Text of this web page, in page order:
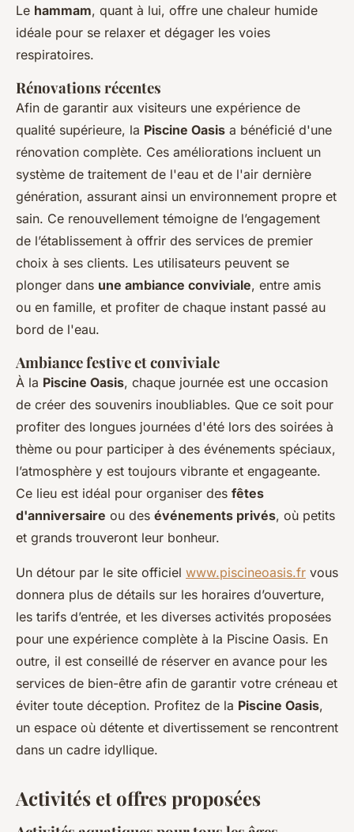
Le hammam, quant à lui, offre une chaleur humide
idéale pour se relaxer et dégager les voies
respiratoires.
Rénovations récentes
Afin de garantir aux visiteurs une expérience de
qualité supérieure, la Piscine Oasis a bénéficié d'une
rénovation complète. Ces améliorations incluent un
système de traitement de l'eau et de l'air dernière
génération, assurant ainsi un environnement propre et
sain. Ce renouvellement témoigne de l’engagement
de l’établissement à offrir des services de premier
choix à ses clients. Les utilisateurs peuvent se
plonger dans une ambiance conviviale, entre amis
ou en famille, et profiter de chaque instant passé au
bord de l'eau.
Ambiance festive et conviviale
À la Piscine Oasis, chaque journée est une occasion
de créer des souvenirs inoubliables. Que ce soit pour
profiter des longues journées d'été lors des soirées à
thème ou pour participer à des événements spéciaux,
l’atmosphère y est toujours vibrante et engageante.
Ce lieu est idéal pour organiser des fêtes
d'anniversaire ou des événements privés, où petits
et grands trouveront leur bonheur.
Un détour par le site officiel www.piscineoasis.fr vous
donnera plus de détails sur les horaires d’ouverture,
les tarifs d’entrée, et les diverses activités proposées
pour une expérience complète à la Piscine Oasis. En
outre, il est conseillé de réserver en avance pour les
services de bien-être afin de garantir votre créneau et
éviter toute déception. Profitez de la Piscine Oasis,
un espace où détente et divertissement se rencontrent
dans un cadre idyllique.
Activités et offres proposées